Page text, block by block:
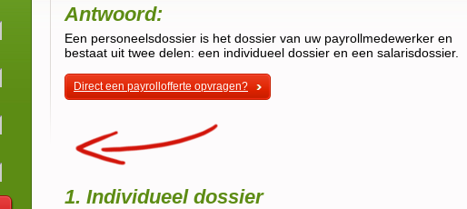
Antwoord:
Een personeelsdossier is het dossier van uw payrollmedewerker en
bestaat uit twee delen: een individueel dossier en een salarisdossier.
Direct een payrollofferte opvragen?
1. Individueel dossier